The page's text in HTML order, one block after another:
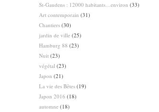
St-Gaudens : 12000 habitants…environ (33)
Art contemporain (31)
Chantiers (30)
jardin de ville (25)
Hamburg 88 (23)
Nuit (23)
végétal (23)
Japon (21)
La vie des Bêtes (19)
Japon 2016 (18)
automne (18)